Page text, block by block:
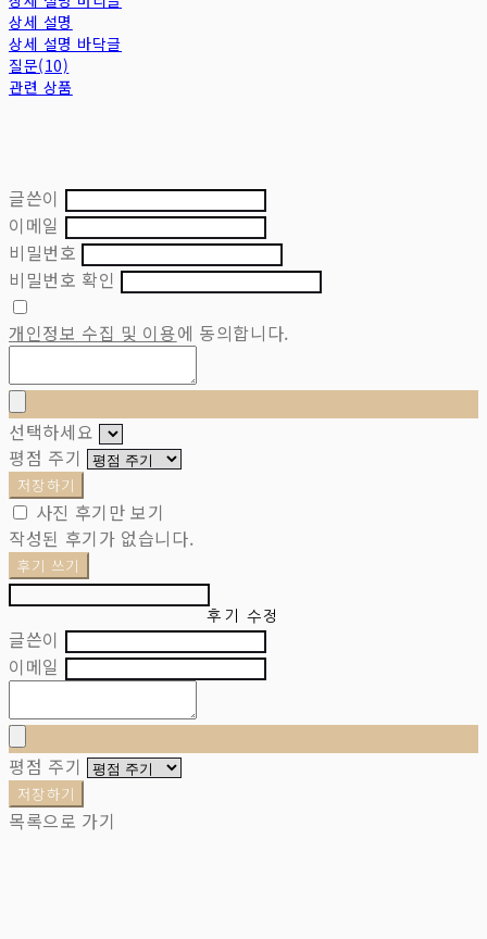
상세 설명
상세 설명 바닥글
질문(10)
관련 상품
글쓴이
이메일
비밀번호
비밀번호 확인
개인정보 수집 및 이용에 동의합니다.
선택하세요
평점 주기
저장하기
사진 후기만 보기
작성된 후기가 없습니다.
후기 쓰기
후기 수정
글쓴이
이메일
평점 주기
저장하기
목록으로 가기